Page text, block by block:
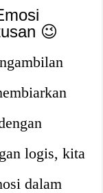
😉
logis, kita
dalam